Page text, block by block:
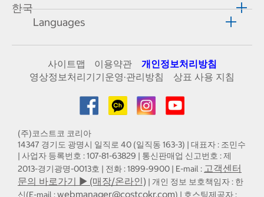
한국
Languages
사이트맵 이용약관
개인정보처리방침
영상정보처리기기운영·관리방침
상표 사용 지침
(주)코스트코 코리아
14347 경기도 광명시 일직로 40 (일직동 163-3) | 대표자 : 조민수
| 사업자 등록번호 : 107-81-63829 | 통신판매업 신고번호 : 제
2013-경기광명-0013호 | 전화 : 1899-9900 | E-mail : 고객센터
문의 바로가기 ▶ (매장/온라인) | 개인 정보 보호책임자 : 한
신(E-mail :webmanager@costcokr.com) | 호스팅제공자 :